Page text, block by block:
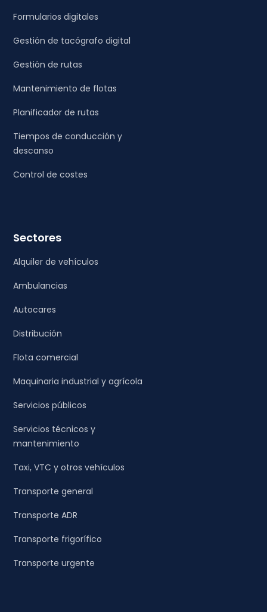
Formularios digitales
Gestión de tacógrafo digital
Gestión de rutas
Mantenimiento de flotas
Planificador de rutas
Tiempos de conducción y
descanso
Control de costes
Sectores
Alquiler de vehículos
Ambulancias
Autocares
Distribución
Flota comercial
Maquinaria industrial y agrícola
Servicios públicos
Servicios técnicos y
mantenimiento
Taxi, VTC y otros vehículos
Transporte general
Transporte ADR
Transporte frigorífico
Transporte urgente